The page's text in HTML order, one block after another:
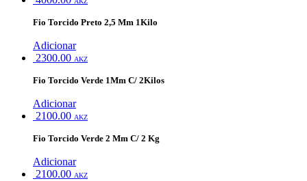
Fio Torcido Preto 2,5 Mm 1Kilo
Adicionar
2300.00 AKZ
Fio Torcido Verde 1Mm C/ 2Kilos
Adicionar
2100.00 AKZ
Fio Torcido Verde 2 Mm C/ 2 Kg
Adicionar
2100.00 AKZ